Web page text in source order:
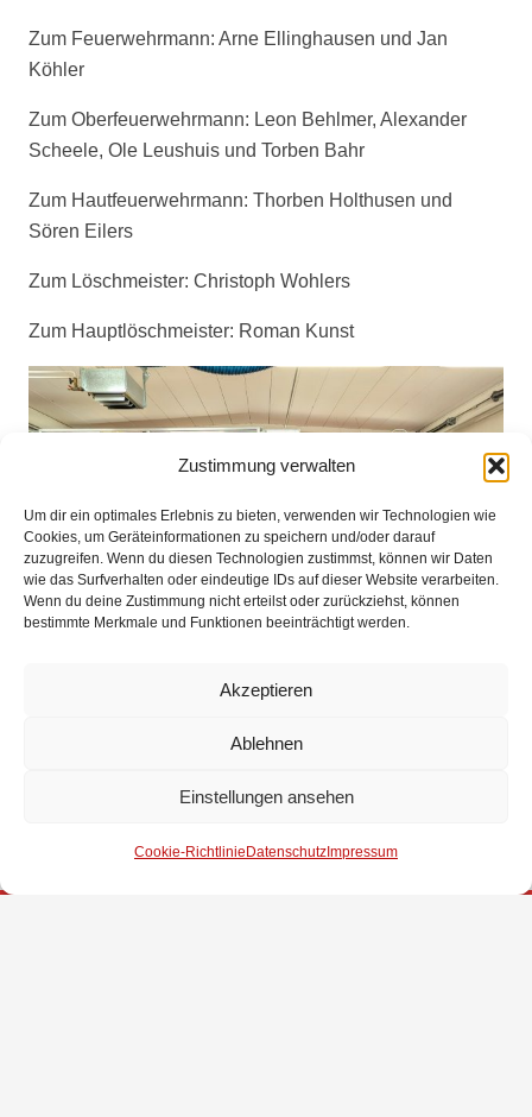
Zustimmung verwalten
Um dir ein optimales Erlebnis zu bieten, verwenden wir Technologien wie
Cookies, um Geräteinformationen zu speichern und/oder darauf
zuzugreifen. Wenn du diesen Technologien zustimmst, können wir Daten
wie das Surfverhalten oder eindeutige IDs auf dieser Website verarbeiten.
Wenn du deine Zustimmung nicht erteilst oder zurückziehst, können
bestimmte Merkmale und Funktionen beeinträchtigt werden.
Akzeptieren
Ablehnen
Einstellungen ansehen
Cookie-Richtlinie Datenschutz Impressum
Zum Feuerwehrmann: Arne Ellinghausen und Jan
Köhler
Zum Oberfeuerwehrmann: Leon Behlmer, Alexander
Scheele, Ole Leushuis und Torben Bahr
Zum Hautfeuerwehrmann: Thorben Holthusen und
Sören Eilers
Zum Löschmeister: Christoph Wohlers
Zum Hauptlöschmeister: Roman Kunst
Der Geehrte und die Beförderten mit den scheidenden
Gemeindebrandmeister Michael Kalusche. Es fehlt Dieter